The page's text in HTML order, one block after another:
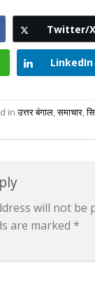
Twitter/X
LinkedIn
inउत्तर बंगाल,समाचार,
will not be
are marked *